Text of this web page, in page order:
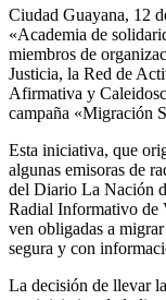
Ciudad Guayana, 12
«Academia de
miembros de
Justicia, la Red de
Afirmativa y
campaña «Migración
Esta iniciativa, que
algunas emisoras de
del Diario La Nación
Radial Informativo de
ven obligadas a
segura y con
La decisión de llevar